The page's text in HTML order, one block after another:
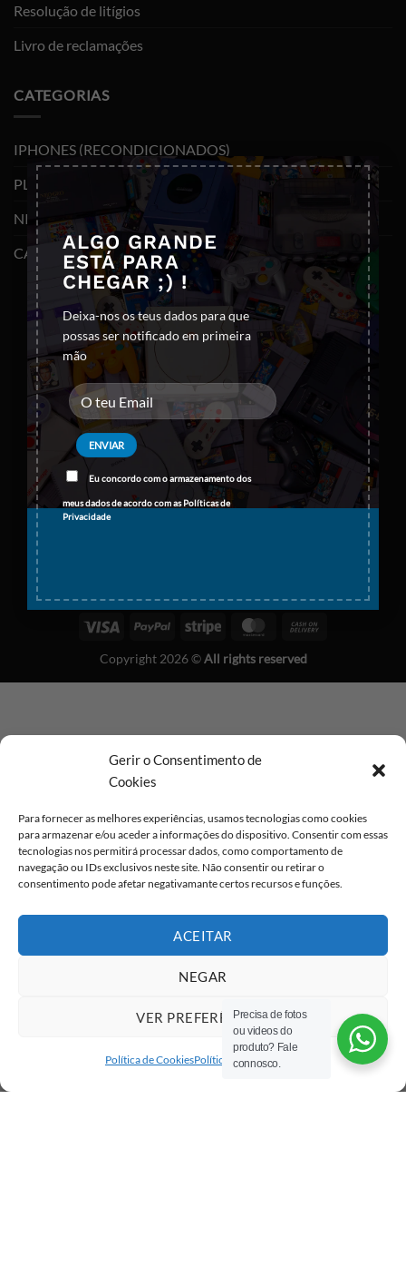
ALGO GRANDE
ESTÁ PARA
CHEGAR ;) !
Deixa-nos os teus dados para que
possas ser notificado em primeira
mão
Eu concordo com o armazenamento dos
meus dados de acordo com asPolíticas de
Privacidade
×
Gerir o Consentimento de
Cookies
Para fornecer as melhores experiências, usamos tecnologias como cookies
para armazenar e/ou aceder a informações do dispositivo. Consentir com essas
tecnologias nos permitirá processar dados, como comportamento de
navegação ou IDs exclusivos neste site. Não consentir ou retirar o
consentimento pode afetar negativamante certos recursos e funções.
ACEITAR
NEGAR
VER PREFERÊNCIAS
Política de CookiesPolítica de privacidade
Resolução de litígios
Livro de reclamações
CATEGORIAS
IPHONES (RECONDICIONADOS)
PLAYSTATION
NINTENDO SWITCH
CABOS E ADAPTADORES TYPE-C
Visa PayPal Stripe MasterCard
Copyright 2026 ©All rights reserved
Precisa de fotos
ou videos do
produto? Fale
connosco.